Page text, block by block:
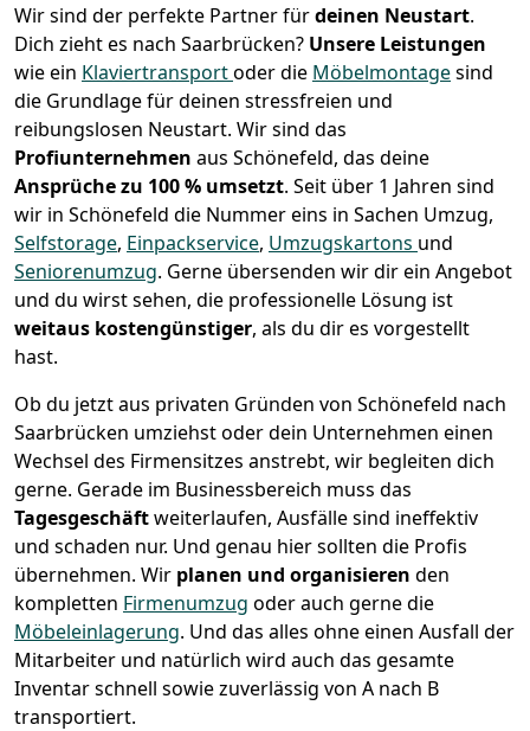
Wir sind der perfekte Partner fürdeinen Neustart.
Dich zieht es nach Saarbrücken? Unsere Leistungen
wie ein Klaviertransportoder die Möbelmontagesind
die Grundlage für deinen stressfreien und
reibungslosen Neustart. Wir sind das
Profiunternehmen aus Schönefeld, das deine
Ansprüche zu 100 % umsetzt. Seit über 1 Jahren sind
wir in Schönefeld die Nummer eins in Sachen Umzug,
Selfstorage, Einpackservice, Umzugskartons und
Seniorenumzug. Gerne übersenden wir dir ein Angebot
und du wirst sehen, die professionelle Lösung ist
weitaus kostengünstiger, als du dir es vorgestellt
hast.
Ob du jetzt aus privaten Gründen von Schönefeld nach
Saarbrücken umziehst oder dein Unternehmen einen
Wechsel des Firmensitzes anstrebt, wir begleiten dich
gerne. Gerade im Businessbereich muss das
Tagesgeschäftweiterlaufen, Ausfälle sind ineffektiv
und schaden nur. Und genau hier sollten die Profis
übernehmen. Wir planen und organisieren den
kompletten Firmenumzug oder auch gerne die
Möbeleinlagerung. Und das alles ohne einen Ausfall der
Mitarbeiter und natürlich wird auch das gesamte
Inventar schnell sowie zuverlässig von A nach B
transportiert.